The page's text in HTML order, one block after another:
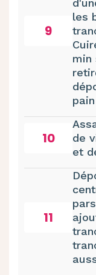
9
les
min
10
de
et
11